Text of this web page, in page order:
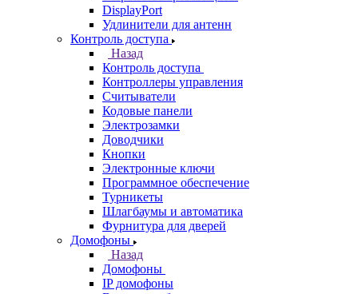
DisplayPort
Удлинители для антенн
Контроль доступа
Назад
Контроль доступа
Контроллеры управления
Считыватели
Кодовые панели
Электрозамки
Доводчики
Кнопки
Электронные ключи
Программное обеспечение
Турникеты
Шлагбаумы и автоматика
Фурнитура для дверей
Домофоны
Назад
Домофоны
IP домофоны